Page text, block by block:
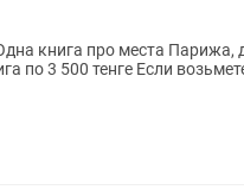
книга про места Парижа,
Каждая книга по 3 500 тенге Если